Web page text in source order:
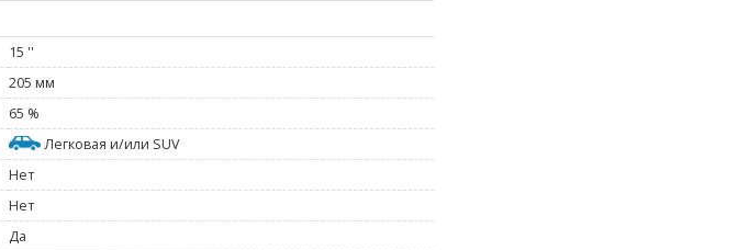
15 ''
205 мм
65 %
Легковая и/или SUV
Нет
Нет
Да